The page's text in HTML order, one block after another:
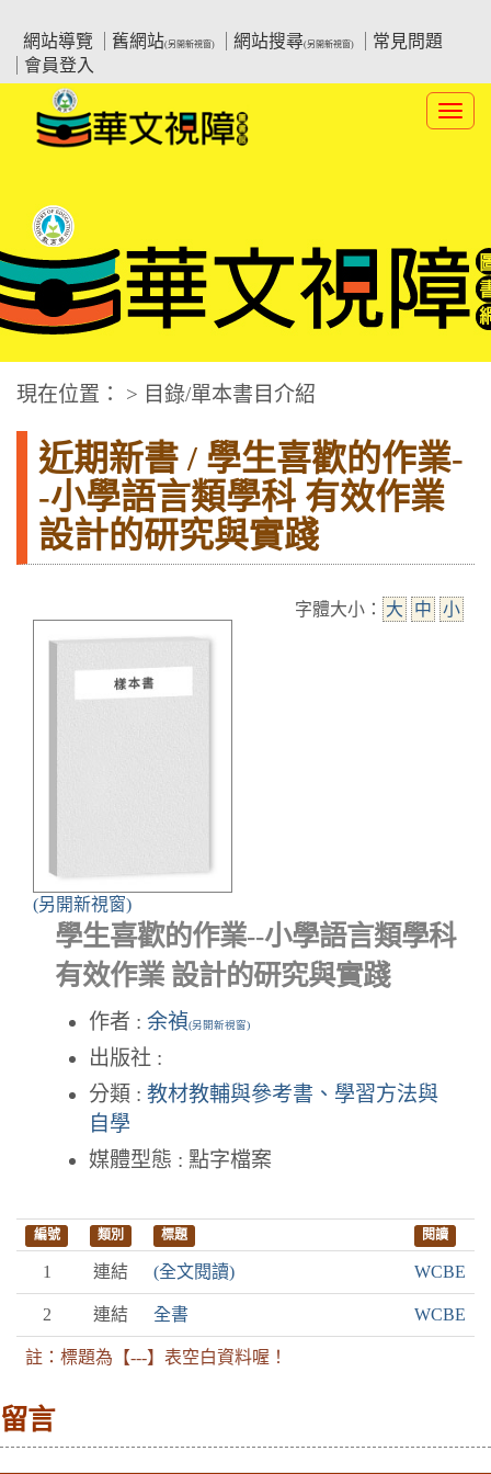
要
網站導覽
舊網站(另開新視窗) 網站搜尋(另開新視窗)
常見問題
會員登入
:::中央區塊
華文視障電子圖書網
現在位置： > 目錄/單本書目介紹
近期新書 / 學生喜歡的作業-
-小學語言類學科 有效作業
設計的研究與實踐
字體大小： 大 中 小
(另開新視窗)
學生喜歡的作業--小學語言類學科
有效作業 設計的研究與實踐
作者 : 余禎(另開新視窗)
出版社 :
分類 : 教材教輔與參考書、學習方法與
自學
媒體型態 : 點字檔案
編號 類別 標題 閱讀
1 連結 (全文閱讀) WCBE
2 連結 全書 WCBE
註：標題為【---】表空白資料喔！
留言